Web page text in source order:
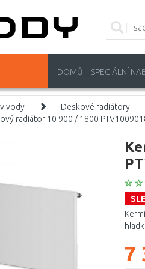
DOMŮ SPECIÁLNÍ
vody Deskové radiátory
radiátor 10 900 / 1800
7